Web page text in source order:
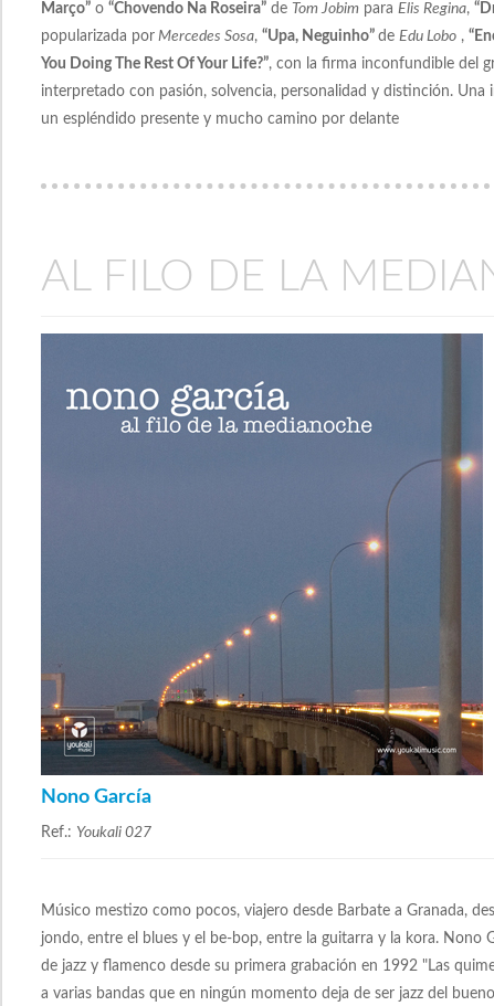
Março” o “Chovendo Na Roseira” de Tom Jobim para Elis Regina,
popularizada por Mercedes Sosa, “Upa, Neguinho” de Edu Lobo ,
You Doing The Rest Of Your Life?”, con la firma inconfundible del
interpretado con pasión, solvencia, personalidad y distinción.
un espléndido presente y mucho camino por delante
AL FILO DE LA
Nono García
Ref.: Youkali 027
Músico mestizo como pocos, viajero desde Barbate a Granada,
jondo, entre el blues y el be-bop, entre la guitarra y la kora. Nono
de jazz y flamenco desde su primera grabación en 1992 "Las
a varias bandas que en ningún momento deja de ser jazz del